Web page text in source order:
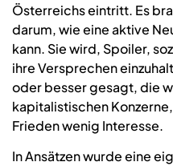
Österreichs eintritt. Es
darum, wie eine aktive
kann. Sie wird, Spoiler,
ihre Versprechen
oder besser gesagt, die
kapitalistischen
Frieden wenig Interesse.
In Ansätzen wurde eine